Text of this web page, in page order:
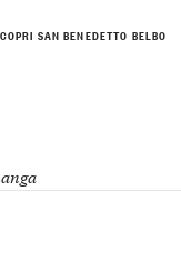
SAN BENEDETTO BELBO